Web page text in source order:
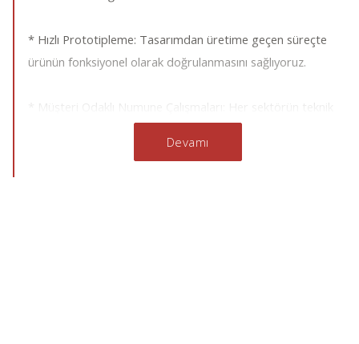
* Hızlı Prototipleme: Tasarımdan üretime geçen süreçte
ürünün fonksiyonel olarak doğrulanmasını sağlıyoruz.
* Müşteri Odaklı Numune Çalışmaları: Her sektörün teknik
şartnamelerine göre üretilen numuneler, seri üretim
öncesinde müşterilerle ortak değerlendirmeye
Devamı